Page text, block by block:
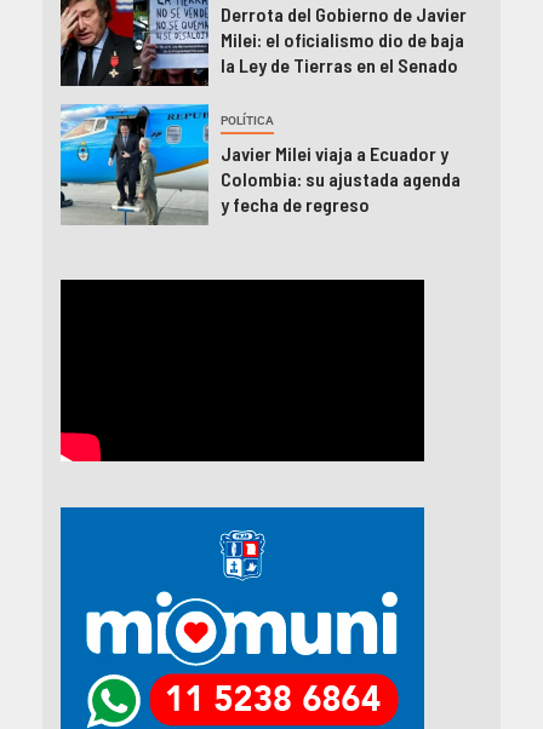
Derrota del Gobierno de Javier
Milei: el oficialismo dio de baja
la Ley de Tierras en el Senado
POLÍTICA
Javier Milei viaja a Ecuador y
Colombia: su ajustada agenda
y fecha de regreso